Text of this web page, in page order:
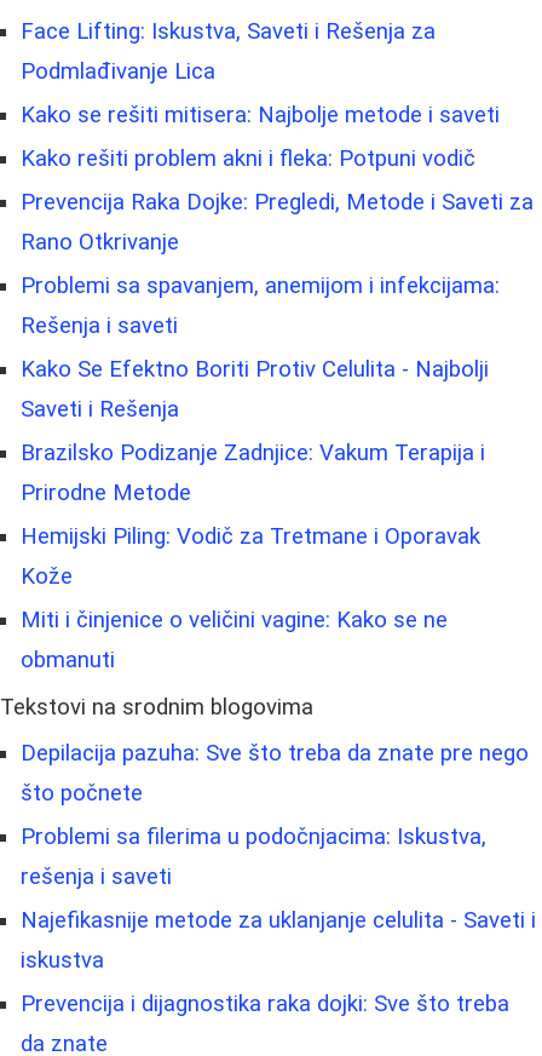
Face Lifting: Iskustva, Saveti i Rešenja za
Podmlađivanje Lica
Kako se rešiti mitisera: Najbolje metode i saveti
Kako rešiti problem akni i fleka: Potpuni vodič
Prevencija Raka Dojke: Pregledi, Metode i Saveti za
Rano Otkrivanje
Problemi sa spavanjem, anemijom i infekcijama:
Rešenja i saveti
Kako Se Efektno Boriti Protiv Celulita - Najbolji
Saveti i Rešenja
Brazilsko Podizanje Zadnjice: Vakum Terapija i
Prirodne Metode
Hemijski Piling: Vodič za Tretmane i Oporavak
Kože
Miti i činjenice o veličini vagine: Kako se ne
obmanuti
Tekstovi na srodnim blogovima
Depilacija pazuha: Sve što treba da znate pre nego
što počnete
Problemi sa filerima u podočnjacima: Iskustva,
rešenja i saveti
Najefikasnije metode za uklanjanje celulita - Saveti i
iskustva
Prevencija i dijagnostika raka dojki: Sve što treba
da znate